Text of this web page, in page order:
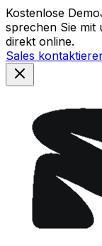
Kostenlose Demo
sprechen Sie mit
direkt online.
Sales